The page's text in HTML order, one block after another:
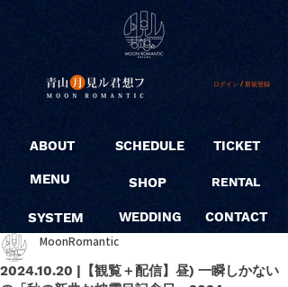
ログイン / 新規登録
ABOUT
MENU
SYSTEM
SCHEDULE
SHOP
WEDDING
TICKET
RENTAL
CONTACT
2024.10.20 |【観覧＋配信】昼) 一瞬しかない
MoonRomantic